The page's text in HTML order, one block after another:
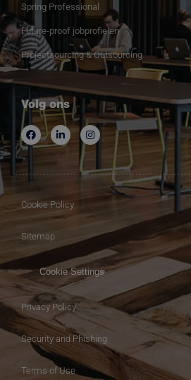
Spring Professional
Future-proof jobprofielen
Projectsourcing & Outsourcing
Volg ons
Cookie Policy
Sitemap
Cookie Settings
Privacy Policy
Security and Phishing
Terms of Use